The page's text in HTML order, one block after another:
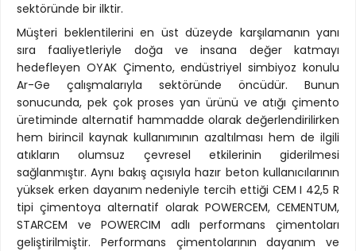
sektöründe bir ilktir.
Müşteri beklentilerini en üst düzeyde karşılamanın yanı
sıra faaliyetleriyle doğa ve insana değer katmayı
hedefleyen OYAK Çimento, endüstriyel simbiyoz konulu
Ar-Ge çalışmalarıyla sektöründe öncüdür. Bunun
sonucunda, pek çok proses yan ürünü ve atığı çimento
üretiminde alternatif hammadde olarak değerlendirilirken
hem birincil kaynak kullanımının azaltılması hem de ilgili
atıkların olumsuz çevresel etkilerinin giderilmesi
sağlanmıştır. Aynı bakış açısıyla hazır beton kullanıcılarının
yüksek erken dayanım nedeniyle tercih ettiği CEM I 42,5 R
tipi çimentoya alternatif olarak POWERCEM, CEMENTUM,
STARCEM ve POWERCIM adlı performans çimentoları
geliştirilmiştir. Performans çimentolarının dayanım ve